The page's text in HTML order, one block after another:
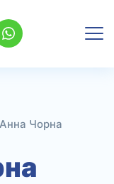
Анна Чорна